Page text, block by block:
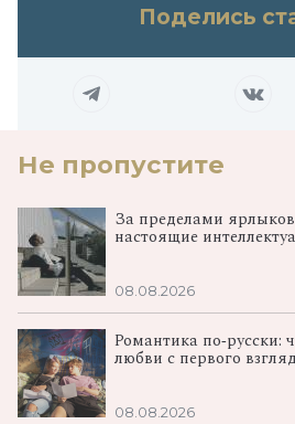
Поделись
Не пропустите
За пределами
настоящие
08.08.2026
Романтика по‑русски:
любви с первого
08.08.2026